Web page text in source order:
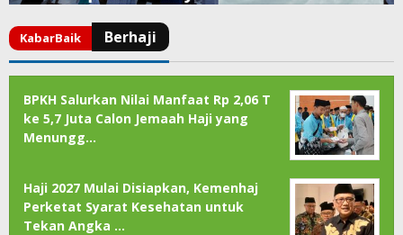
BPKH Salurkan Nilai Manfaat Rp 2,06 T
ke 5,7 Juta Calon Jemaah Haji yang
Menungg…
Haji 2027 Mulai Disiapkan, Kemenhaj
Perketat Syarat Kesehatan untuk
Tekan Angka …